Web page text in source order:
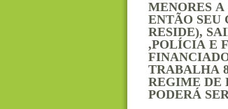
MENORES
ENTÃO SEU
RESIDE),
,POLÍCIA E
TRABALHA
REGIME DE
PODERÁ